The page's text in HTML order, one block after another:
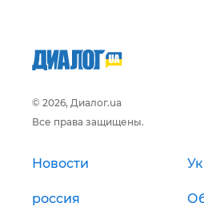
© 2026, Диалог.ua
Все права защищены.
Новости
россия